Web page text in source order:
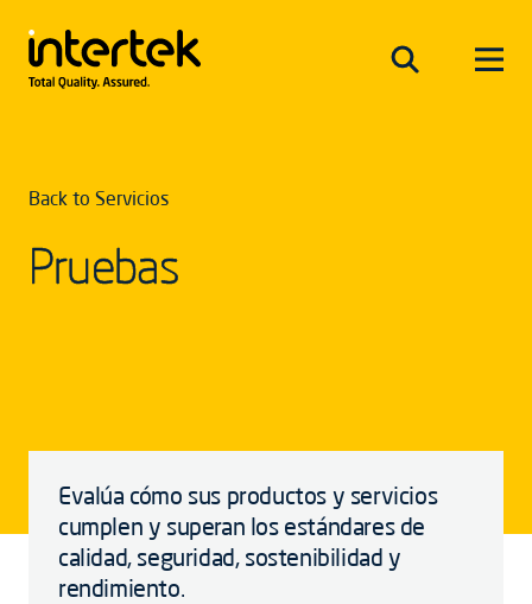
Back to Servicios
Pruebas
Evalúa cómo sus productos y servicios
cumplen y superan los estándares de
calidad, seguridad, sostenibilidad y
rendimiento.